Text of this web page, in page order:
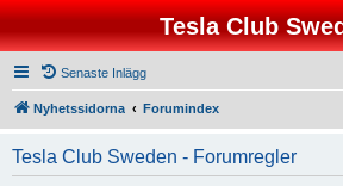
Tesla Club
Senaste Inlägg
Nyhetssidorna Forumindex
Tesla Club Sweden - Forumregler